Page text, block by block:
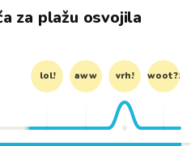
za plažu osvojila
lol! aww vrh! woot?!